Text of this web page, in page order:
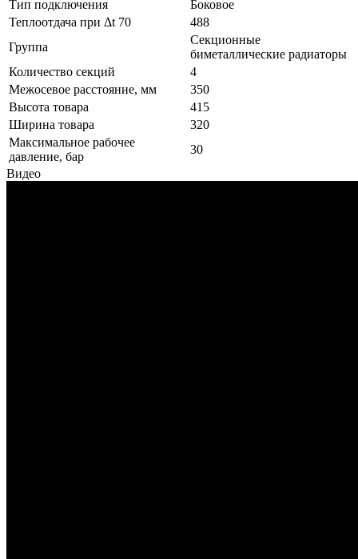
Тип подключения
Боковое
Теплоотдача при Δt 70
488
Группа
Секционные
биметаллические радиаторы
Количество секций
4
Межосевое расстояние, мм
350
Высота товара
415
Ширина товара
320
Максимальное рабочее
давление, бар
30
Видео